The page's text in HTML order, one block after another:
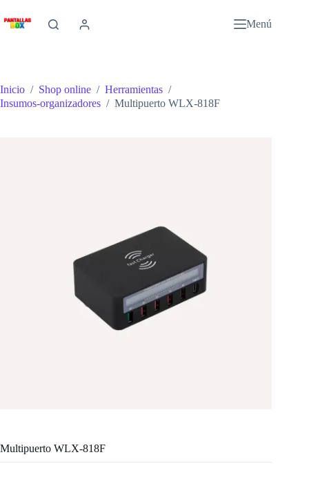
al
contenido
Menú
Inicio / Shop online / Herramientas /
Insumos-organizadores / Multipuerto WLX-818F
Multipuerto WLX-818F